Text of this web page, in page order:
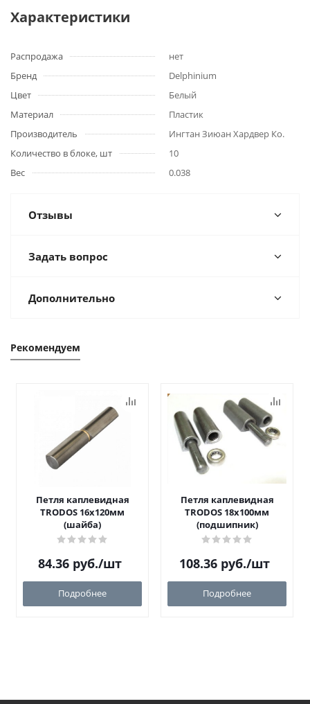
Характеристики
Распродажа
нет
Бренд
Delphinium
Цвет
Белый
Материал
Пластик
Производитель
Ингтан Зиюан Хардвер Ко.
Количество в блоке, шт
10
Вес
0.038
Отзывы
Задать вопрос
Дополнительно
Рекомендуем
Петля каплевидная
TRODOS 16х120мм
(шайба)
84.36 руб./шт
Подробнее
Петля каплевидная
TRODOS 18х100мм
(подшипник)
108.36 руб./шт
Подробнее